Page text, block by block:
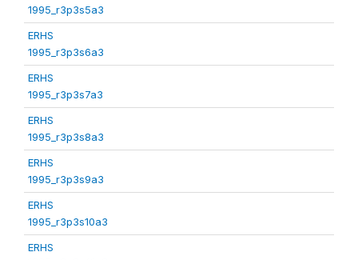
1995_r3p3s5a3
ERHS
1995_r3p3s6a3
ERHS
1995_r3p3s7a3
ERHS
1995_r3p3s8a3
ERHS
1995_r3p3s9a3
ERHS
1995_r3p3s10a3
ERHS